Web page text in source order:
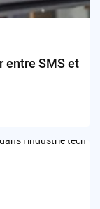
entre SMS et